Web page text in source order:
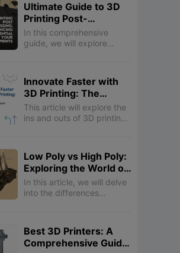
を他のフォーマットに変換で
にOBJファイルを使用するこ
りますか？
ーケットプレイス
プリケーション：
preparations to the final
touches.
Ultimate Guide to 3D
Printing Post-
Processing: Tips for
Perfect Finishes
In this comprehensive
guide, we will explore
allowing you to achieve
smoother surfaces,
improved mechanical
properties, enhanced
Innovate Faster with
3D Printing: The
Future of Rapid
Prototyping
This article will explore the
ins and outs of 3D printing
Low Poly vs High Poly:
Exploring the World of
3D Modeling
In this article, we will delve
into the differences
disadvantages, and
discuss their applications in
Best 3D Printers: A
Comprehensive Guide